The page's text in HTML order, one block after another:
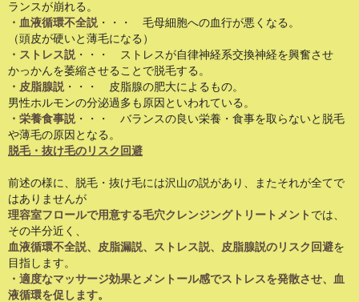
ランスが崩れる。
・血液循環不全説 ・・・ 毛母細胞への血行が悪くなる。
（頭皮が硬いと薄毛になる）
・ストレス説 ・・・ ストレスが自律神経系交換神経を興奮させ
かっかんを萎縮させることで脱毛する。
・皮脂腺説 ・・・ 皮脂腺の肥大によるもの。
男性ホルモンの分泌過多も原因といわれている。
・栄養食事説 ・・・ バランスの良い栄養・食事を取らないと脱毛
や薄毛の原因となる。
脱毛・抜け毛のリスク回避
前述の様に、脱毛・抜け毛には沢山の説があり、またそれが全てで
はありませんが
理容室フロールで用意する毛穴クレンジングトリートメント では、
その半分近く、
血液循環不全説、皮脂漏説、ストレス説、皮脂腺説のリスク回避を
目指します。
・適度なマッサージ効果とメントール感でストレスを発散させ、血
液循環を促します。